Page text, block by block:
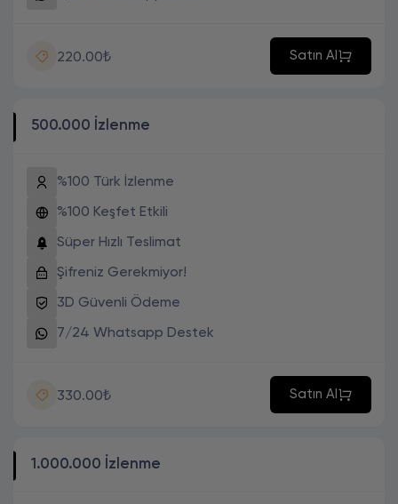
220.00₺ Satın Al
500.000 İzlenme
%100 Türk İzlenme
%100 Keşfet Etkili
Süper Hızlı Teslimat
Şifreniz Gerekmiyor!
3D Güvenli Ödeme
7/24 Whatsapp Destek
330.00₺ Satın Al
1.000.000 İzlenme